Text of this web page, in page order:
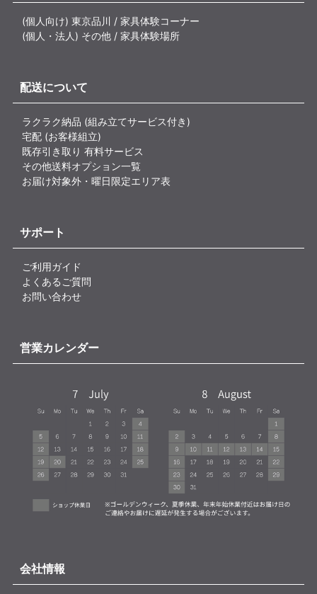
(個人向け) 東京品川 / 家具体験コーナー
(個人・法人) その他 / 家具体験場所
配送について
ラクラク納品 (組み立てサービス付き)
宅配 (お客様組立)
既存引き取り 有料サービス
その他送料オプション一覧
お届け対象外・曜日限定エリア表
サポート
ご利用ガイド
よくあるご質問
お問い合わせ
営業カレンダー
会社情報